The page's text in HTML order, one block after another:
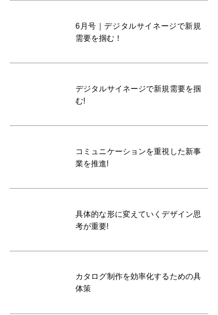
6月号｜デジタルサイネージで新規
需要を掴む！
デジタルサイネージで新規需要を掴
む!
コミュニケーションを重視した新事
業を推進!
具体的な形に変えていくデザイン思
考が重要!
カタログ制作を効率化するための具
体策